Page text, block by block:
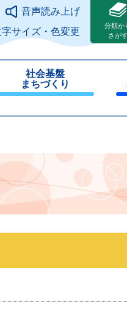
文へ音声読み上げ
字サイズ・色変更
分類か
さが
社会基盤
まちづくり
じ